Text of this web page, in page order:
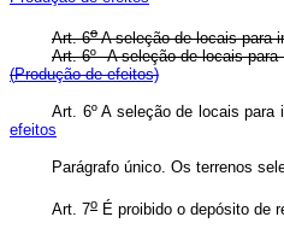
Art. 6oA seleção de locais para
Art. 6º A seleção de locais
(Produção de efeitos)
Art. 6º A seleção de locais
efeitos
Parágrafo único. Os terrenos
Art. 7o É proibido o depósito de